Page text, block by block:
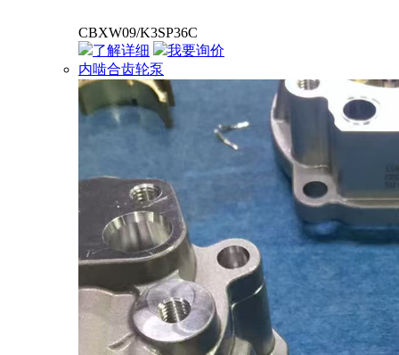
CBXW09/K3SP36C
了解详细
我要询价
内啮合齿轮泵